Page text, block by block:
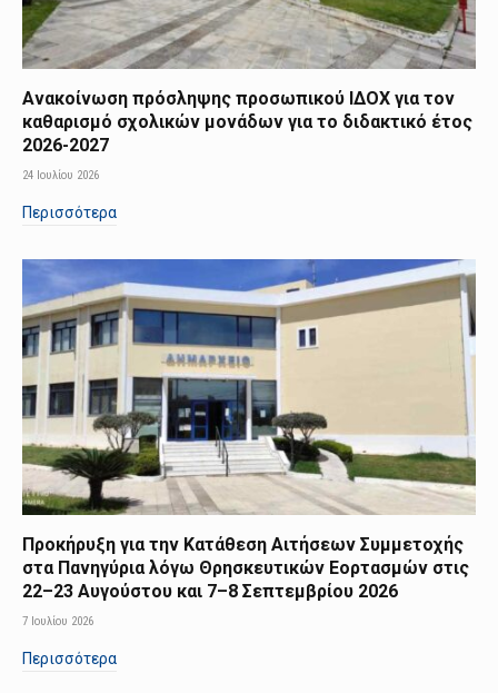
Ανακοίνωση πρόσληψης προσωπικού ΙΔΟΧ για τον
καθαρισμό σχολικών μονάδων για το διδακτικό έτος
2026-2027
24 Ιουλίου 2026
Περισσότερα
Προκήρυξη για την Κατάθεση Αιτήσεων Συμμετοχής
στα Πανηγύρια λόγω Θρησκευτικών Εορτασμών στις
22–23 Αυγούστου και 7–8 Σεπτεμβρίου 2026
7 Ιουλίου 2026
Περισσότερα